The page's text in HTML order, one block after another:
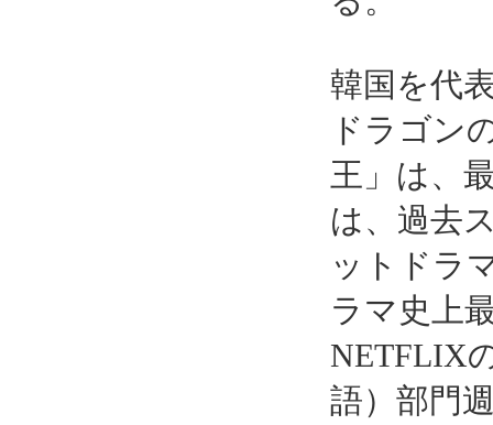
韓国を代
ドラゴン
王」は、
は、過去
ットドラ
ラマ史上
NETFLIX
語）部門